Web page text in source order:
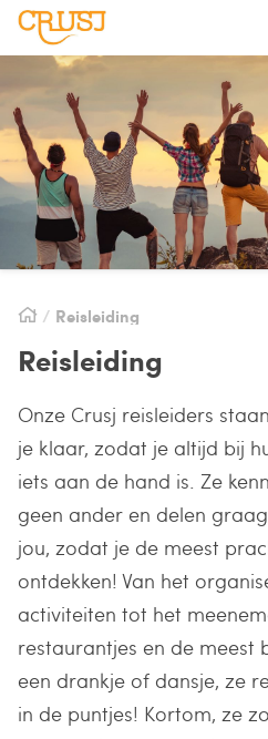
Reisleiding
Reisleiding
Onze Crusj reisleiders
je klaar, zodat je altijd bij
iets aan de hand is. Ze
geen ander en delen
jou, zodat je de meest
ontdekken! Van het
activiteiten tot het
restaurantjes en de meest
een drankje of dansje, ze
in de puntjes! Kortom, ze